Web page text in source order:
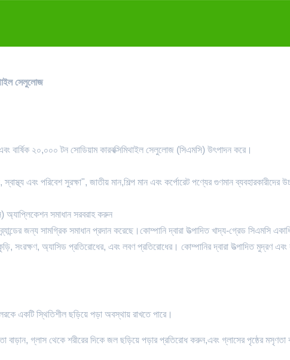
সেলুলোজ
বার্ষিক ২০,০০০ টন সোডিয়াম কারবক্সিমিথাইল সেলুলোজ (সিএমসি) উৎপাদন করে।
এবং পরিবেশ সুরক্ষা", জাতীয় মান,শিল্প মান এবং কর্পোরেট পণ্যের গুণমান ব্যবহারকারীদের
অ্যাপ্লিকেশন সমাধান সরবরাহ করুন
জন্য সামগ্রিক সমাধান প্রদান করেছে।কোম্পানি দ্বারা উত্পাদিত খাদ্য-গ্রেড সিএমসি
অ্যাসিড প্রতিরোধের, এবং লবণ প্রতিরোধের। কোম্পানির দ্বারা উত্পাদিত মুদ্রণ এবং
একটি স্থিতিশীল ছড়িয়ে পড়া অবস্থায় রাখতে পারে।
বাড়ান, গ্লাস থেকে শরীরের দিকে জল ছড়িয়ে পড়ার প্রতিরোধ করুন,এবং গ্লাসের পৃষ্ঠের মসৃণতা